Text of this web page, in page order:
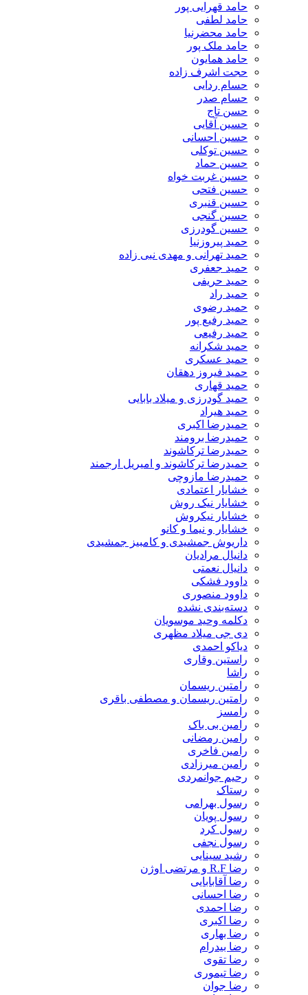
حامد قهرایی پور
حامد لطفی
حامد محضرنیا
حامد ملک پور
حامد همایون
حجت اشرف زاده
حسام ردایی
حسام صدر
حسن تاج
حسین آقایی
حسین احسانی
حسین توکلی
حسین حماد
حسین غربت خواه
حسین فتحی
حسین قنبری
حسین گنجی
حسین گودرزی
حمید پیروزنیا
حمید تهرانی و مهدی نبی زاده
حمید جعفری
حمید حریفی
حمید راد
حمید رضوی
حمید رفیع پور
حمید رفیعی
حمید شکرانه
حمید عسکری
حمید فیروز دهقان
حمید قهاری
حمید گودرزی و میلاد بابایی
حمید هیراد
حمیدرضا اکبری
حمیدرضا برومند
حمیدرضا ترکاشوند
حمیدرضا ترکاشوند و امیریل ارجمند
حمیدرضا مازوچی
خشایار اعتمادی
خشایار نیک روش
خشایار نیکروش
خشایار و نیما و کانو
داریوش جمشیدی و کامبیز جمشیدی
دانیال مرادیان
دانیال نعمتی
داوود فشکی
داوود منصوری
دسته‌بندی نشده
دکلمه وحید موسویان
دی جی میلاد مظهری
دیاکو احمدی
راستین وقاری
راشا
رامتین ریسمان
رامتین ریسمان و مصطفی باقری
رامسز
رامین بی باک
رامین رمضانی
رامین فاخری
رامین میرزادی
رحیم جوانمردی
رستاک
رسول بهرامی
رسول پویان
رسول کرد
رسول نجفی
رشید سینایی
رضا R.F و مرتضی اوژن
رضا آقابابایی
رضا احسانی
رضا احمدی
رضا اکبری
رضا بهاری
رضا بیدرام
رضا تقوی
رضا تیموری
رضا جوان